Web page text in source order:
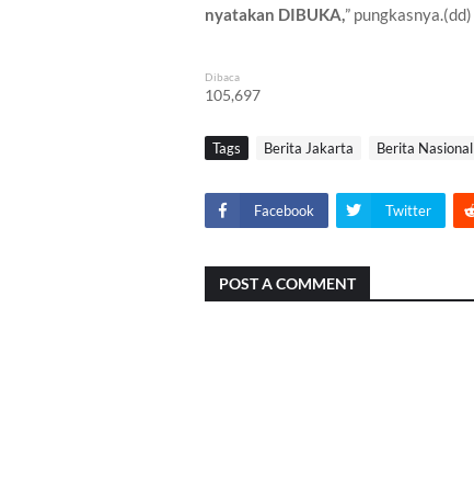
nyatakan DIBUKA,” pungkasnya.(dd)
Dibaca
105,697
Tags Berita Jakarta Berita Nasional
Facebook Twitter
POST A COMMENT